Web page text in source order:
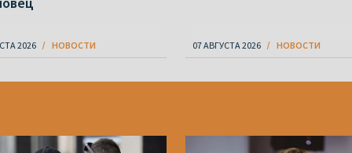
2026 НОВОСТИ 07 АВГУСТА 2026 НОВОСТИ